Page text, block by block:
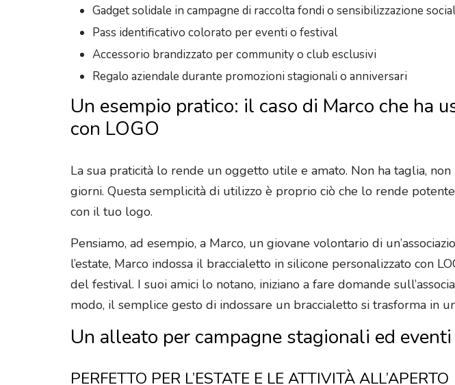
Gadget solidale in campagne di raccolta fondi o sensibilizzazione
Pass identificativo colorato per eventi o festival
Accessorio brandizzato per community o club esclusivi
Regalo aziendale durante promozioni stagionali o anniversari
Un esempio pratico: il caso di Marco che ha
con LOGO
La sua praticità lo rende un oggetto utile e amato. Non ha taglia,
giorni. Questa semplicità di utilizzo è proprio ciò che lo rende
con il tuo logo.
Pensiamo, ad esempio, a Marco, un giovane volontario di
l’estate, Marco indossa il braccialetto in silicone personalizzato con
del festival. I suoi amici lo notano, iniziano a fare domande
modo, il semplice gesto di indossare un braccialetto si trasforma in
Un alleato per campagne stagionali ed
PERFETTO PER L’ESTATE E LE ATTIVITÀ ALL’APERTO